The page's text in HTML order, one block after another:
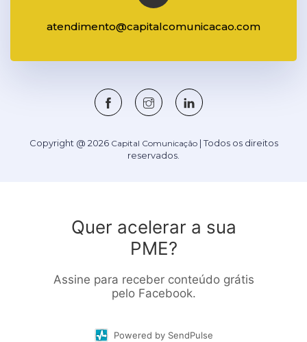
atendimento@capitalcomunicacao.com
Copyright @ 2026 Capital Comunicação| Todos os direitos
reservados.
Quer acelerar a sua
PME?
Assine para receber conteúdo grátis
pelo Facebook.
Powered by SendPulse